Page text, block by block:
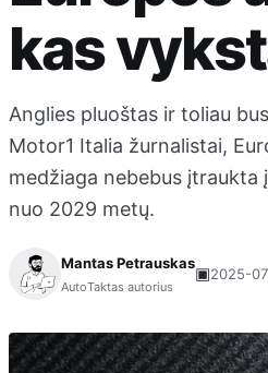
kas
Anglies pluoštas ir toliau
Motor1 Italia žurnalistai,
medžiaga nebebus įtraukta
nuo 2029 metų.
Mantas Petrauskas
AutoTaktas autorius
▣2025-